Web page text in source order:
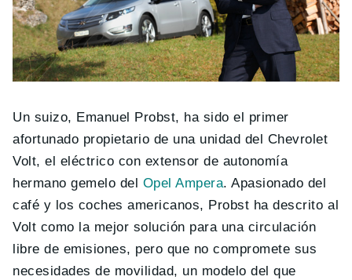
Un suizo, Emanuel Probst, ha sido el primer
afortunado propietario de una unidad del Chevrolet
Volt, el eléctrico con extensor de autonomía
hermano gemelo del Opel Ampera. Apasionado del
café y los coches americanos, Probst ha descrito al
Volt como la mejor solución para una circulación
libre de emisiones, pero que no compromete sus
necesidades de movilidad, un modelo del que